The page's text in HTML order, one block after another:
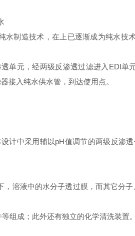
制造技术，在上已逐渐成为纯水技
单元，经两级反渗透过滤进入EDI
接入纯水供水管，到达使用点。
中采用辅以pH值调节的两级反渗
溶液中的水分子透过膜，而其它分
组成；此外还有独立的化学清洗装置。